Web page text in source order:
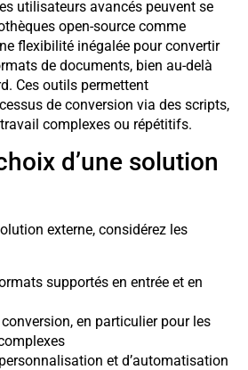
utilisateurs avancés peuvent se
open-source comme
flexibilité inégalée pour convertir
de documents, bien au-delà
Ces outils permettent
de conversion via des scripts,
complexes ou répétitifs.
d’une solution
externe, considérez les
supportés en entrée et en
en particulier pour les
et d’automatisation